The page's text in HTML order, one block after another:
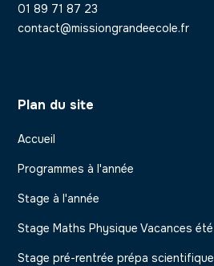
01 89 71 87 23
contact@missiongrandeecole.fr
Plan du site
Accueil
Programmes à l'année
Stage à l'année
Stage Maths Physique Vacances été
Stage pré-rentrée prépa scientifique